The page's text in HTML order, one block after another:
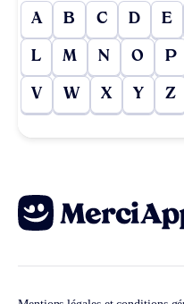
A B C D E
L M N O P
V W X Y Z